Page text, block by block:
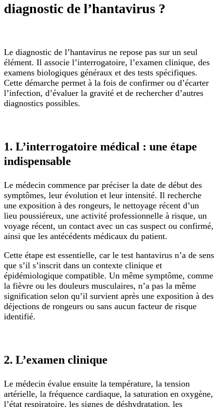
diagnostic de l’hantavirus ?
Le diagnostic de l’hantavirus ne repose pas sur un seul
élément. Il associe l’interrogatoire, l’examen clinique, des
examens biologiques généraux et des tests spécifiques.
Cette démarche permet à la fois de confirmer ou d’écarter
l’infection, d’évaluer la gravité et de rechercher d’autres
diagnostics possibles.
1. L’interrogatoire médical : une étape
indispensable
Le médecin commence par préciser la date de début des
symptômes, leur évolution et leur intensité. Il recherche
une exposition à des rongeurs, le nettoyage récent d’un
lieu poussiéreux, une activité professionnelle à risque, un
voyage récent, un contact avec un cas suspect ou confirmé,
ainsi que les antécédents médicaux du patient.
Cette étape est essentielle, car le test hantavirus n’a de sens
que s’il s’inscrit dans un contexte clinique et
épidémiologique compatible. Un même symptôme, comme
la fièvre ou les douleurs musculaires, n’a pas la même
signification selon qu’il survient après une exposition à des
déjections de rongeurs ou sans aucun facteur de risque
identifié.
2. L’examen clinique
Le médecin évalue ensuite la température, la tension
artérielle, la fréquence cardiaque, la saturation en oxygène,
l’état respiratoire, les signes de déshydratation, les